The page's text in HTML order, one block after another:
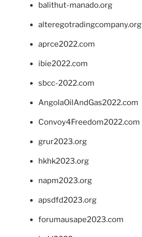
balithut-manado.org
alteregotradingcompany.org
aprce2022.com
ibie2022.com
sbcc-2022.com
AngolaOilAndGas2022.com
Convoy4Freedom2022.com
grur2023.org
hkhk2023.org
napm2023.org
apsdfd2023.org
forumausape2023.com